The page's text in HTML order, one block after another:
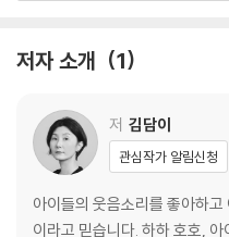
우리를 향해 오늘날 ‘글쓰기’의 의
도록 골몰해 온 김담이가 계속해
가의 지위를, 글을 읽고 쓰는 일
주”(「유령들」)로 여겨지는 세계
대에는 단 한 번도 진열되어 본 적
요」)만을 전시하는 미지의 서점
작가의 말
저자 소개 1
저 김담이
관심작가 알림신청
아이들의 웃음소리를 좋아하
이라고 믿습니다. 하하 호호,